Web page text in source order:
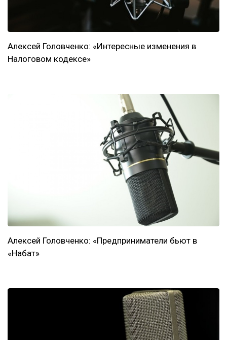
Алексей Головченко: «Интересные изменения в
Налоговом кодексе»
Алексей Головченко: «Предприниматели бьют в
«Набат»